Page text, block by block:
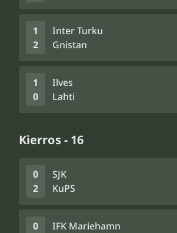
1
2
Inter Turku
Gnistan
1
0
Ilves
Lahti
Kierros - 16
0
2
SJK
KuPS
0
IFK Mariehamn